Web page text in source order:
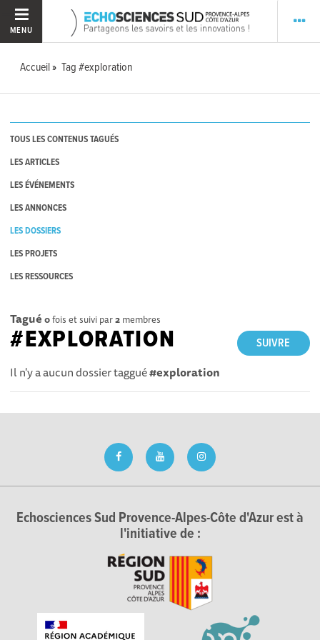
MENU
Accueil Tag #exploration
TOUS LES CONTENUS TAGUÉS
LES ARTICLES
LES ÉVÉNEMENTS
LES ANNONCES
LES DOSSIERS
LES PROJETS
LES RESSOURCES
Tagué 0fois et suivi par2 membres
SUIVRE
#EXPLORATION
Il n'y a aucun dossier taggué#exploration
Echosciences Sud Provence-Alpes-Côte d'Azur est à
l'initiative de :